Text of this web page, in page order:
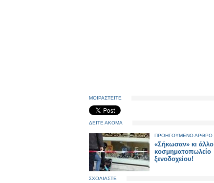
ΜΟΙΡΑΣΤΕΙΤΕ
ΔΕΙΤΕ ΑΚΟΜΑ
ΠΡΟΗΓΟΥΜΕΝΟ ΑΡΘΡΟ
«Σήκωσαν» κι άλλο
κοσμηματοπωλείο
ξενοδοχείου!
ΣΧΟΛΙΑΣΤΕ